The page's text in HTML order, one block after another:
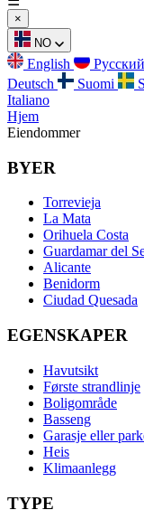
×
NO
English Русский
Deutsch
Suomi
Italiano
Hjem
Eiendommer
BYER
Torrevieja
La Mata
Orihuela Costa
Guardamar del
Alicante
Benidorm
Ciudad Quesada
EGENSKAPER
Havutsikt
Første strandlinje
Boligområde
Basseng
Garasje eller
Heis
Klimaanlegg
TYPE